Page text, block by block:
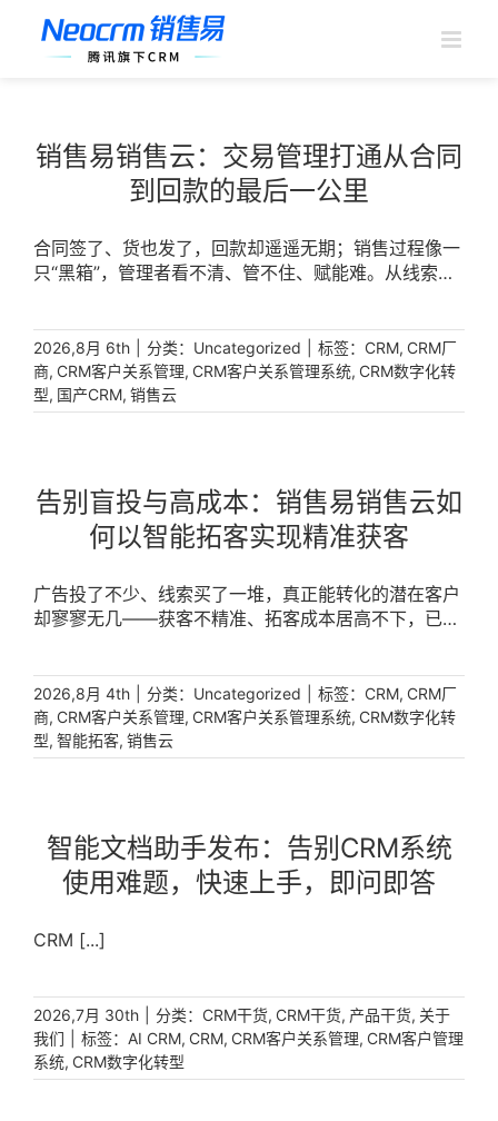
销售易销售云：交易管理打通从合同
到回款的最后一公里
合同签了、货也发了，回款却遥遥无期；销售过程像一
只“黑箱”，管理者看不清、管不住、赋能难。从线索到
体系，实现从签署合同与订单到回款的全流程自动化管
控。销售易销售云聚焦交易管理，通过订单-回款自动
化与自动化管理从签署合同与订单，帮助企业管好“销
售最后一公里”，让每一笔交易都有迹可循、每一分回
2026,8月 6th 分类： Uncategorized 标签： CRM, CRM厂
商, CRM客户关系管理, CRM客户关系管理系统, CRM数字化转
型, 国产CRM, 销售云
告别盲投与高成本：销售易销售云如
何以智能拓客实现精准获客
广告投了不少、线索买了一堆，真正能转化的潜在客户
却寥寥无几——获客不精准、拓客成本居高不下，已成
售云以智能拓客为引擎，通过打通海量工商数据、多维
度筛选与种子客户特征分析，帮助企业精准挖掘潜在客
户，系统性降低拓客成本。 [...]
2026,8月 4th 分类： Uncategorized 标签： CRM, CRM厂
商, CRM客户关系管理, CRM客户关系管理系统, CRM数字化转
型, 智能拓客, 销售云
智能文档助手发布：告别CRM系统
使用难题，快速上手，即问即答
CRM [...]
2026,7月 30th 分类： CRM干货, CRM干货, 产品干货, 关于
我们
标签： AI CRM, CRM, CRM客户关系管理, CRM客户管理
系统, CRM数字化转型